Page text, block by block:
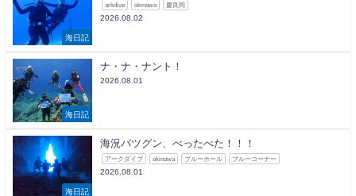
海日記
arkdive okinawa 慶良間
2026.08.02
海日記
ナ・ナ・ナント！
2026.08.01
海日記
海況バツグン、べったべた！！！
アークダイブ okinawa ブルーホール ブルーコーナー
2026.08.01